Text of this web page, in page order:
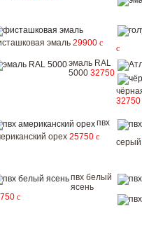
эмаль 29900 c
c
эмаль RAL
5000 32750
32750
пвх
орех 25750 c
серый
пвх белый
ясень
c